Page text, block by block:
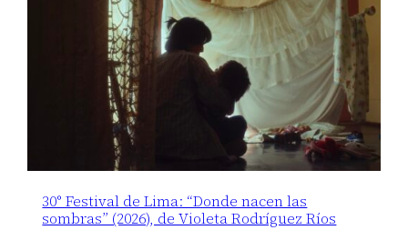
30° Festival de Lima: “Donde nacen las
sombras” (2026), de Violeta Rodríguez Ríos